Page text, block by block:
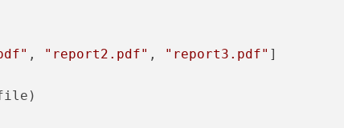
, "report2.pdf" , "report3.pdf"